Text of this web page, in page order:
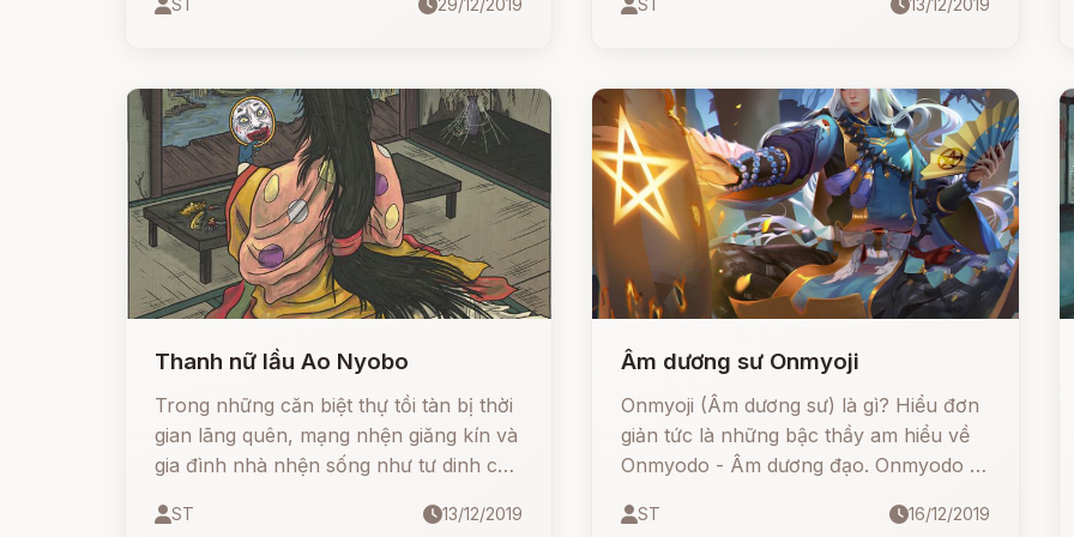
ST 29/12/2019 ST 13/12/2019
Thanh nữ lầu Ao Nyobo
Trong những căn biệt thự tồi tàn bị thời
gian lãng quên, mạng nhện giăng kín và
gia đình nhà nhện sống như tư dinh của
quái ẩn náu trong bóng tối.
ST 13/12/2019
Âm dương sư Onmyoji
Onmyoji (Âm dương sư) là gì? Hiểu đơn
giản tức là những bậc thầy am hiểu về
Onmyodo - Âm dương đạo. Onmyodo là
huyền bí của Nhật Bản khi xưa, bao
ST 16/12/2019